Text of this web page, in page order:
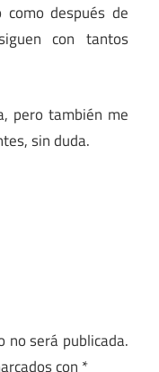
después de
con tantos
pero también me
sin duda.
no será publicada.
con *